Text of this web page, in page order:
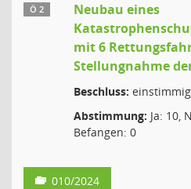
Ö 2
Neubau eines
mit 6
Stellungnahme
Beschluss:
Abstimmung: Ja: 10,
Befangen: 0
010/2024